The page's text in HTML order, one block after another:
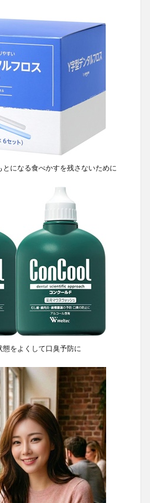
になる食べかすを残さないために
態をよくして口臭予防に